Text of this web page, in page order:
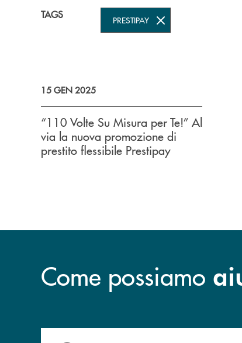
TAGS PRESTIPAY
15 GEN 2025
“110 Volte Su Misura per Te!” Al
via la nuova promozione di
prestito flessibile Prestipay
Come possiamo